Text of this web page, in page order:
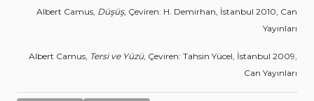
Albert Camus, Düşüş, Çeviren: H. Demirhan, İstanbul 2010, Can
Yayınları
Albert Camus, Tersi ve Yüzü, Çeviren: Tahsin Yücel, İstanbul 2009,
Can Yayınları